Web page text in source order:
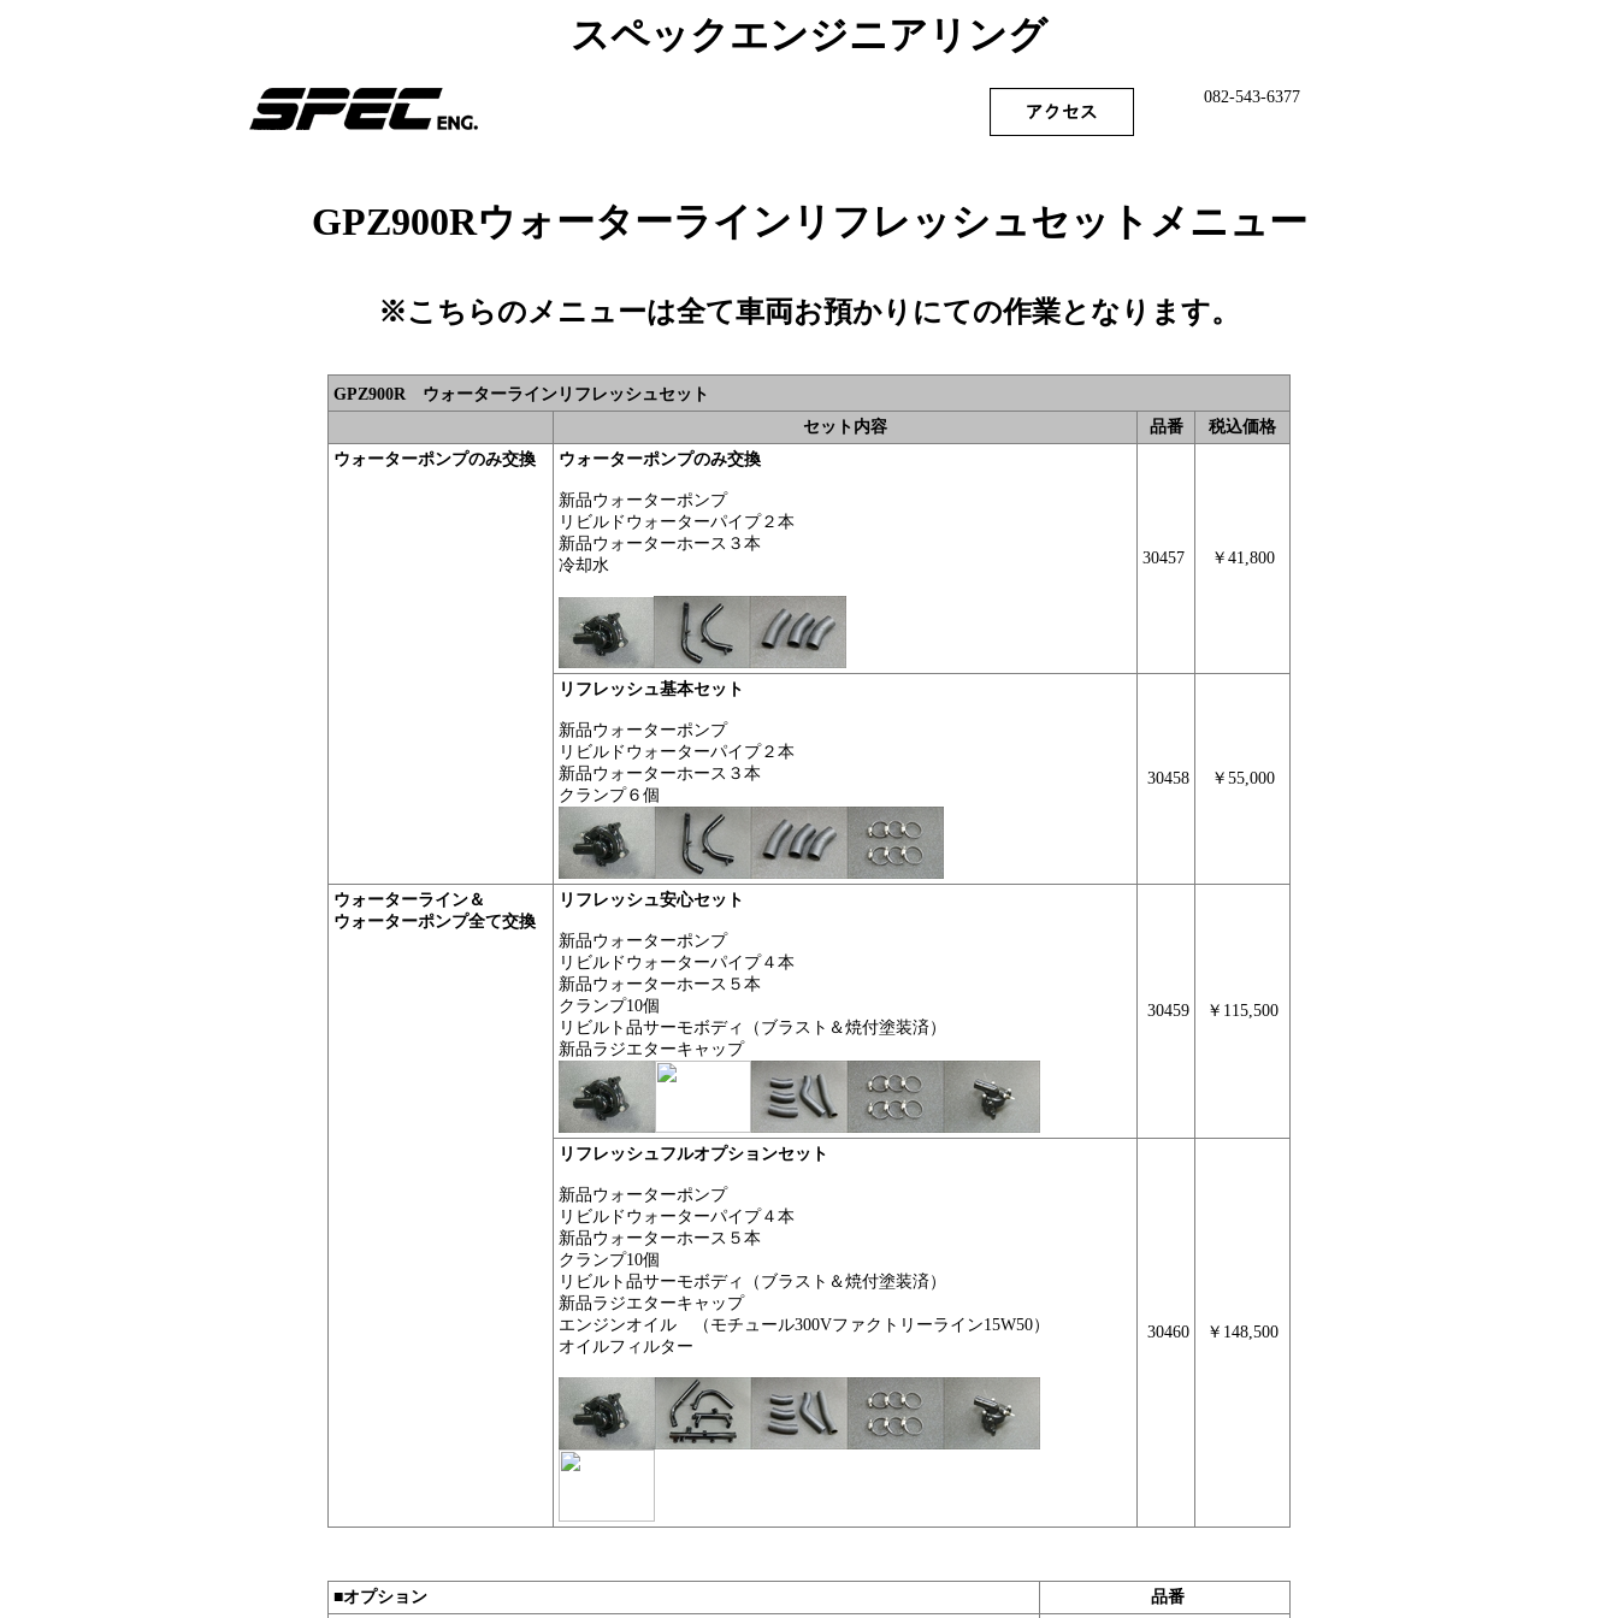
スペックエンジニアリング
082-543-6377
GPZ900Rウォーターラインリフレッシュセットメニュー
※こちらのメニューは全て車両お預かりにての作業となります。
GPZ900R ウォーターラインリフレッシュセット
セット内容
品番
税込価格
ウォーターポンプのみ交換
ウォーターポンプのみ交換
新品ウォーターポンプ
リビルドウォーターパイプ２本
新品ウォーターホース３本
冷却水
30457 ￥41,800
リフレッシュ基本セット
新品ウォーターポンプ
リビルドウォーターパイプ２本
新品ウォーターホース３本
クランプ６個
30458 ￥55,000
ウォーターライン＆
ウォーターポンプ全て交換
リフレッシュ安心セット
新品ウォーターポンプ
リビルドウォーターパイプ４本
新品ウォーターホース５本
クランプ10個
リビルト品サーモボディ（ブラスト＆焼付塗装済）
新品ラジエターキャップ
30459 ￥115,500
リフレッシュフルオプションセット
新品ウォーターポンプ
リビルドウォーターパイプ４本
新品ウォーターホース５本
クランプ10個
リビルト品サーモボディ（ブラスト＆焼付塗装済）
新品ラジエターキャップ
エンジンオイル （モチュール300Vファクトリーライン15W50）
オイルフィルター
30460 ￥148,500
■オプション 品番